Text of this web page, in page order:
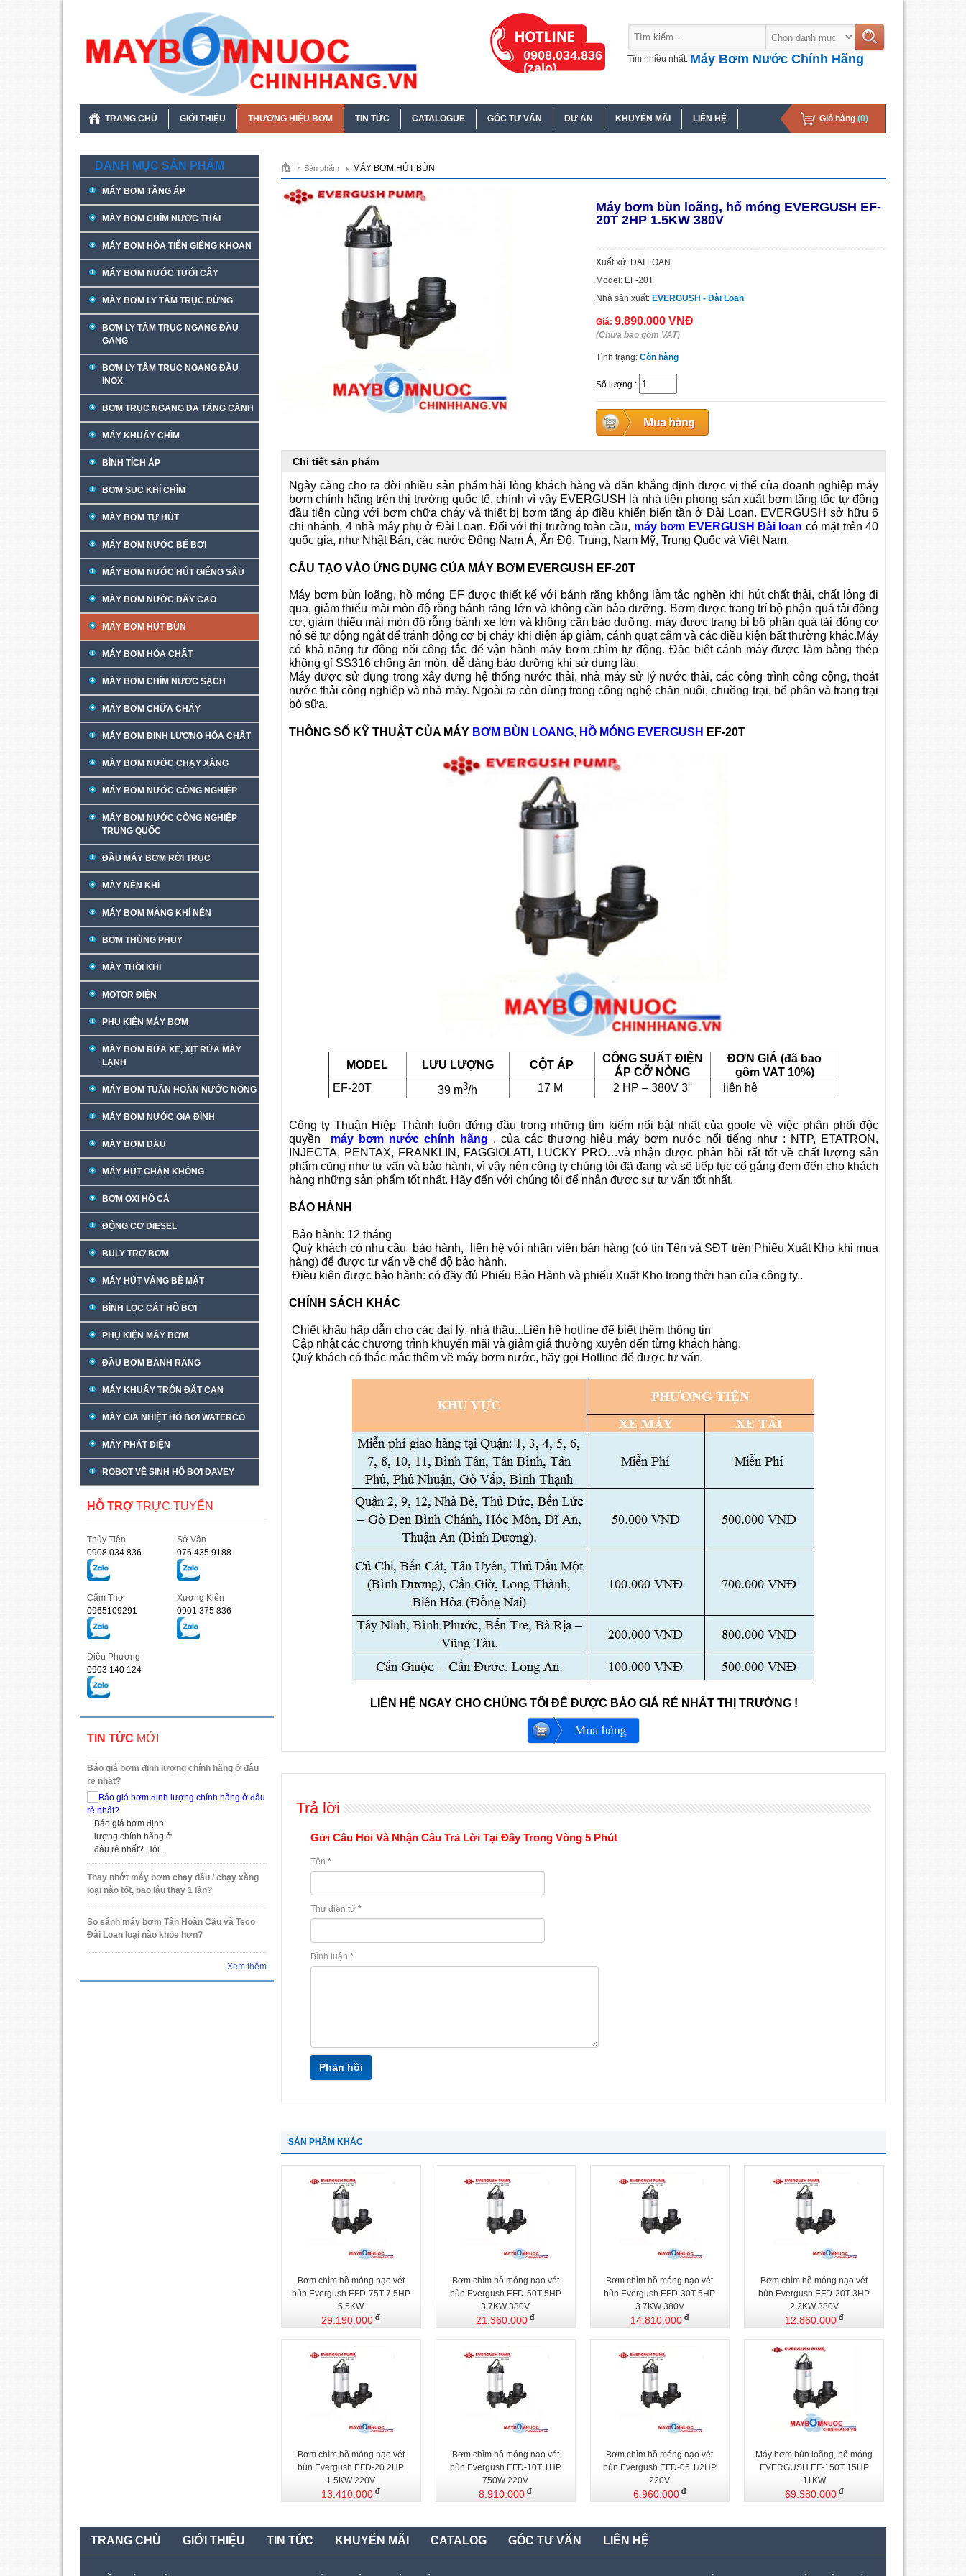
Tìm nhiều nhất: Máy Bơm Nước Chính Hãng
0908.034.836
(zalo)
TRANG CHỦ GIỚI THIỆU THƯƠNG HIỆU BƠM TIN TỨC CATALOGUE GÓC TƯ VẤN DỰ ÁN KHUYẾN MÃI LIÊN HỆ Giỏ hàng (0)
DANH MỤC SẢN PHẨM
MÁY BƠM TĂNG ÁP
MÁY BƠM CHÌM NƯỚC THẢI
MÁY BƠM HỎA TIỄN GIẾNG KHOAN
MÁY BƠM NƯỚC TƯỚI CÂY
MÁY BƠM LY TÂM TRỤC ĐỨNG
BƠM LY TÂM TRỤC NGANG ĐẦU
GANG
BƠM LY TÂM TRỤC NGANG ĐẦU
INOX
BƠM TRỤC NGANG ĐA TẦNG CÁNH
MÁY KHUẤY CHÌM
BÌNH TÍCH ÁP
BƠM SỤC KHÍ CHÌM
MÁY BƠM TỰ HÚT
MÁY BƠM NƯỚC BỂ BƠI
MÁY BƠM NƯỚC HÚT GIẾNG SÂU
MÁY BƠM NƯỚC ĐẨY CAO
MÁY BƠM HÚT BÙN
MÁY BƠM HÓA CHẤT
MÁY BƠM CHÌM NƯỚC SẠCH
MÁY BƠM CHỮA CHÁY
MÁY BƠM ĐỊNH LƯỢNG HÓA CHẤT
MÁY BƠM NƯỚC CHẠY XĂNG
MÁY BƠM NƯỚC CÔNG NGHIỆP
MÁY BƠM NƯỚC CÔNG NGHIỆP
TRUNG QUỐC
ĐẦU MÁY BƠM RỜI TRỤC
MÁY NÉN KHÍ
MÁY BƠM MÀNG KHÍ NÉN
BƠM THÙNG PHUY
MÁY THỔI KHÍ
MOTOR ĐIỆN
PHỤ KIỆN MÁY BƠM
MÁY BƠM RỬA XE, XỊT RỬA MÁY
LẠNH
MÁY BƠM TUẦN HOÀN NƯỚC NÓNG
MÁY BƠM NƯỚC GIA ĐÌNH
MÁY BƠM DẦU
MÁY HÚT CHÂN KHÔNG
BƠM OXI HỒ CÁ
ĐỘNG CƠ DIESEL
BULY TRỢ BƠM
MÁY HÚT VÁNG BỀ MẶT
BÌNH LỌC CÁT HỒ BƠI
PHỤ KIỆN MÁY BƠM
ĐẦU BƠM BÁNH RĂNG
MÁY KHUẤY TRỘN ĐẶT CẠN
MÁY GIA NHIỆT HỒ BƠI WATERCO
MÁY PHÁT ĐIỆN
ROBOT VỆ SINH HỒ BƠI DAVEY
HỖ TRỢ TRỰC TUYẾN
Thủy Tiên
0908 034 836
Sở Vân
076.435.9188
Cẩm Thơ
0965109291
Xương Kiên
0901 375 836
Diệu Phương
0903 140 124
TIN TỨC MỚI
Báo giá bơm định lượng chính hãng ở đâu
rẻ nhất?
Báo giá bơm định
lượng chính hãng ở
đâu rẻ nhất? Hỏi...
Thay nhớt máy bơm chạy dầu / chạy xăng
loại nào tốt, bao lâu thay 1 lần?
So sánh máy bơm Tân Hoàn Cầu và Teco
Đài Loan loại nào khỏe hơn?
Xem thêm
Sản phẩm MÁY BƠM HÚT BÙN
Máy bơm bùn loãng, hố móng EVERGUSH EF-
20T 2HP 1.5KW 380V
Xuất xứ: ĐÀI LOAN
Model: EF-20T
Nhà sản xuất: EVERGUSH - Đài Loan
Giá: 9.890.000 VNĐ
(Chưa bao gồm VAT)
Tình trạng: Còn hàng
Số lượng :
Chi tiết sản phẩm
Ngày càng cho ra đời nhiều sản phẩm hài lòng khách hàng và dần khẳng định được vị thế của doanh nghiệp máy
bơm chính hãng trên thị trường quốc tế, chính vì vậy EVERGUSH là nhà tiên phong sản xuất bơm tăng tốc tự động
đầu tiên cùng với bơm chữa cháy và thiết bị bơm tăng áp điều khiển biến tần ở Đài Loan. EVERGUSH sở hữu 6
chi nhánh, 4 nhà máy phụ ở Đài Loan. Đối với thị trường toàn cầu, máy bơm EVERGUSH Đài loan có mặt trên 40
quốc gia, như Nhật Bản, các nước Đông Nam Á, Ấn Độ, Trung, Nam Mỹ, Trung Quốc và Việt Nam.
CẤU TẠO VÀO ỨNG DỤNG CỦA MÁY BƠM EVERGUSH EF-20T
Máy bơm bùn loãng, hồ móng EF được thiết kế với bánh răng không làm tắc nghẽn khi hút chất thải, chất lỏng đi
qua, giảm thiểu mài mòn độ rỗng bánh răng lớn và không cần bảo dưỡng. Bơm được trang trí bộ phận quá tải động
cơ, giảm thiểu mài mòn độ rỗng bánh xe lớn và không cần bảo dưỡng. máy được trang bị bộ phận quá tải động cơ
nó sẽ tự động ngắt để tránh động cơ bị cháy khi điện áp giảm, cánh quạt cắm và các điều kiện bất thường khác.Máy
có khả năng tự động nổi công tắc để vận hành máy bơm chìm tự động. Đặc biệt cánh máy được làm bằng thép
không gỉ SS316 chống ăn mòn, dễ dàng bảo dưỡng khi sử dụng lâu.
Máy được sử dụng trong xây dựng hệ thống nước thải, nhà máy sử lý nước thải, các công trình công cộng, thoát
nước thải công nghiệp và nhà máy. Ngoài ra còn dùng trong công nghệ chăn nuôi, chuồng trại, bể phân và trang trại
bò sữa.
THÔNG SỐ KỸ THUẬT CỦA MÁY BƠM BÙN LOANG, HỒ MÓNG EVERGUSH EF-20T
MODEL LƯU LƯỢNG CỘT ÁP
CÔNG SUẤT ĐIỆN
ÁP CỠ NÒNG
ĐƠN GIÁ (đã bao
gồm VAT 10%)
EF-20T
39 m3/h 17 M 2 HP – 380V 3'' liên hệ
Công ty Thuận Hiệp Thành luôn đứng đầu trong những tìm kiếm nổi bật nhất của goole về việc phân phối độc
quyền máy bơm nước chính hãng , của các thương hiệu máy bơm nước nổi tiếng như : NTP, ETATRON,
INJECTA, PENTAX, FRANKLIN, FAGGIOLATI, LUCKY PRO…và nhận được phản hồi rất tốt về chất lượng sản
phẩm cũng như tư vấn và bảo hành, vì vậy nên công ty chúng tôi đã đang và sẽ tiếp tục cố gắng đem đến cho khách
hàng những sản phẩm tốt nhất. Hãy đến với chúng tôi để nhận được sự tư vấn tốt nhất.
BẢO HÀNH
Bảo hành: 12 tháng
Quý khách có nhu cầu bảo hành, liên hệ với nhân viên bán hàng (có tin Tên và SĐT trên Phiếu Xuất Kho khi mua
hàng) để được tư vấn về chế độ bảo hành.
Điều kiện được bảo hành: có đầy đủ Phiếu Bảo Hành và phiếu Xuất Kho trong thời hạn của công ty..
CHÍNH SÁCH KHÁC
Chiết khấu hấp dẫn cho các đại lý, nhà thầu...Liên hệ hotline để biết thêm thông tin
Cập nhật các chương trình khuyến mãi và giảm giá thường xuyên đến từng khách hàng.
Quý khách có thắc mắc thêm về máy bơm nước, hãy gọi Hotline để được tư vấn.
LIÊN HỆ NGAY CHO CHÚNG TÔI ĐỂ ĐƯỢC BÁO GIÁ RẺ NHẤT THỊ TRƯỜNG !
Trả lời
Gửi Câu Hỏi Và Nhận Câu Trả Lời Tại Đây Trong Vòng 5 Phút
Tên *
Thư điện tử *
Bình luận *
Phản hồi
SẢN PHẨM KHÁC
Bơm chìm hồ móng nạo vét
bùn Evergush EFD-75T 7.5HP
5.5KW
29.190.000
Bơm chìm hồ móng nạo vét
bùn Evergush EFD-50T 5HP
3.7KW 380V
21.360.000
Bơm chìm hồ móng nạo vét
bùn Evergush EFD-30T 5HP
3.7KW 380V
14.810.000
Bơm chìm hồ móng nạo vét
bùn Evergush EFD-20T 3HP
2.2KW 380V
12.860.000
Bơm chìm hồ móng nạo vét
bùn Evergush EFD-20 2HP
1.5KW 220V
13.410.000
Bơm chìm hồ móng nạo vét
bùn Evergush EFD-10T 1HP
750W 220V
8.910.000
Bơm chìm hồ móng nạo vét
bùn Evergush EFD-05 1/2HP
220V
6.960.000
Máy bơm bùn loãng, hố móng
EVERGUSH EF-150T 15HP
11KW
69.380.000
TRANG CHỦ GIỚI THIỆU TIN TỨC KHUYẾN MÃI CATALOG GÓC TƯ VẤN LIÊN HỆ